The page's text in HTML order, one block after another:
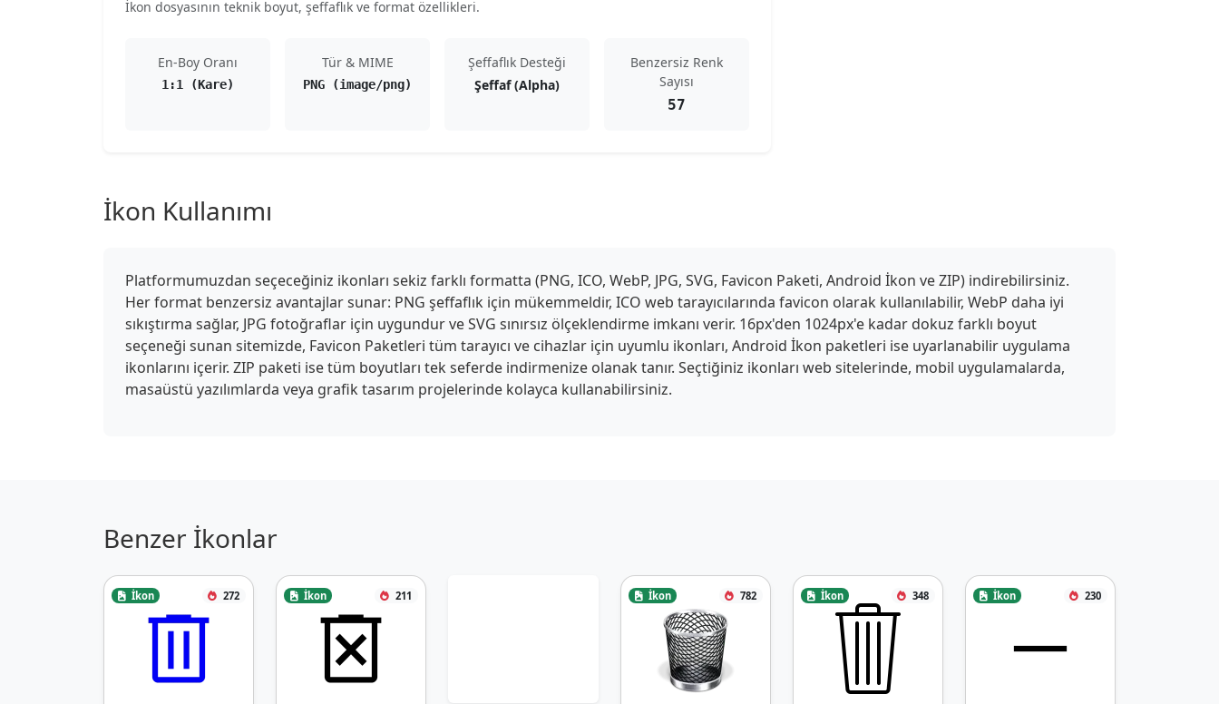
İkon dosyasının teknik boyut, şeffaflık ve format özellikleri.
En-Boy Oranı
1:1 (Kare)
Tür & MIME
PNG (image/png)
Şeffaflık Desteği
Şeffaf (Alpha)
Benzersiz Renk
Sayısı
57
İkon Kullanımı
Platformumuzdan seçeceğiniz ikonları sekiz farklı formatta (PNG, ICO, WebP, JPG, SVG, Favicon Paketi, Android İkon ve ZIP) indirebilirsiniz.
Her format benzersiz avantajlar sunar: PNG şeffaflık için mükemmeldir, ICO web tarayıcılarında favicon olarak kullanılabilir, WebP daha iyi
sıkıştırma sağlar, JPG fotoğraflar için uygundur ve SVG sınırsız ölçeklendirme imkanı verir. 16px'den 1024px'e kadar dokuz farklı boyut
seçeneği sunan sitemizde, Favicon Paketleri tüm tarayıcı ve cihazlar için uyumlu ikonları, Android İkon paketleri ise uyarlanabilir uygulama
ikonlarını içerir. ZIP paketi ise tüm boyutları tek seferde indirmenize olanak tanır. Seçtiğiniz ikonları web sitelerinde, mobil uygulamalarda,
masaüstü yazılımlarda veya grafik tasarım projelerinde kolayca kullanabilirsiniz.
Benzer İkonlar
İkon 272 İkon 211 İkon 782 İkon 348 İkon 230